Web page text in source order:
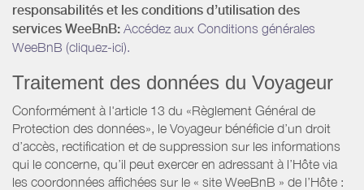
responsabilités et les conditions d’utilisation des
services WeeBnB: Accédez aux Conditions générales
WeeBnB (cliquez-ici).
Traitement des données du Voyageur
Conformément à l'article 13 du «Règlement Général de
Protection des données», le Voyageur bénéficie d’un droit
d’accès, rectification et de suppression sur les informations
qui le concerne, qu’il peut exercer en adressant à l’Hôte via
les coordonnées affichées sur le « site WeeBnB » de l’Hôte :